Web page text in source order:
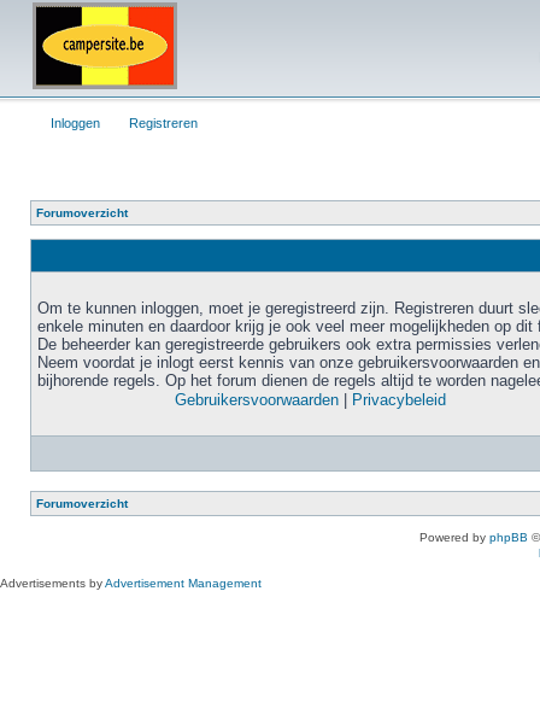
Inloggen Registreren
Forumoverzicht
Om te kunnen inloggen, moet je geregistreerd zijn. Registreren duurt
enkele minuten en daardoor krijg je ook veel meer mogelijkheden op dit
De beheerder kan geregistreerde gebruikers ook extra permissies
Neem voordat je inlogt eerst kennis van onze gebruikersvoorwaarden en
bijhorende regels. Op het forum dienen de regels altijd te worden
Gebruikersvoorwaarden
Privacybeleid
Forumoverzicht
Powered by phpBB
Advertisements byAdvertisement Management